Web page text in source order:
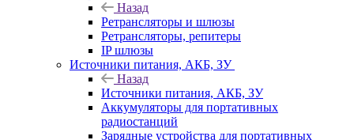
Назад
Ретрансляторы и шлюзы
Ретрансляторы, репитеры
IP шлюзы
Источники питания, АКБ, ЗУ
Назад
Источники питания, АКБ, ЗУ
Аккумуляторы для портативных
радиостанций
Зарядные устройства для портативных